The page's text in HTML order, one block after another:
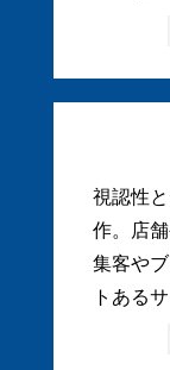
視認性
作。店
集客や
トある